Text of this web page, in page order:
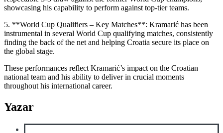
showcasing his capability to perform against top-tier teams.
5. **World Cup Qualifiers – Key Matches**: Kramarić has been
instrumental in several World Cup qualifying matches, consistently
finding the back of the net and helping Croatia secure its place on
the global stage.
These performances reflect Kramarić’s impact on the Croatian
national team and his ability to deliver in crucial moments
throughout his international career.
Yazar